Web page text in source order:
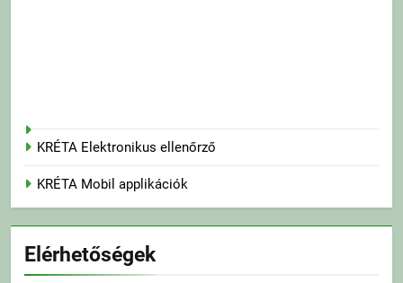
KRÉTA Elektronikus ellenőrző
KRÉTA Mobil applikációk
Elérhetőségek